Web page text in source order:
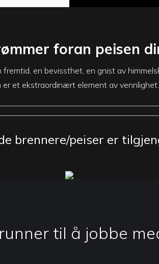
foran peisen
fremtid, en bevissthet, en gnist av
er et ekstraordinært element av vennlighet.
brennere/peiser er
til å jobbe